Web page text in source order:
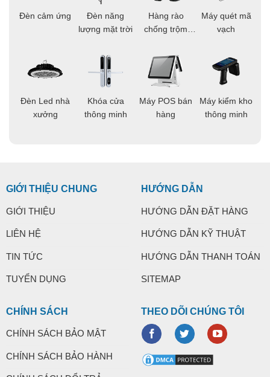
Đèn cảm ứng
Đèn Led nhà
xưởng
Đèn năng
lượng mặt trời
Khóa cửa
thông minh
Hàng rào
chống trộm
Máy POS bán
hàng
Máy quét mã
vạch
Máy kiểm kho
thông minh
GIỚI THIỆU CHUNG
GIỚI THIỆU
LIÊN HỆ
TIN TỨC
TUYỂN DỤNG
HƯỚNG DẪN
HƯỚNG DẪN ĐẶT HÀNG
HƯỚNG DẪN KỸ THUẬT
HƯỚNG DẪN THANH TOÁN
SITEMAP
CHÍNH SÁCH
CHÍNH SÁCH BẢO MẬT
CHÍNH SÁCH BẢO HÀNH
THEO DÕI CHÚNG TÔI